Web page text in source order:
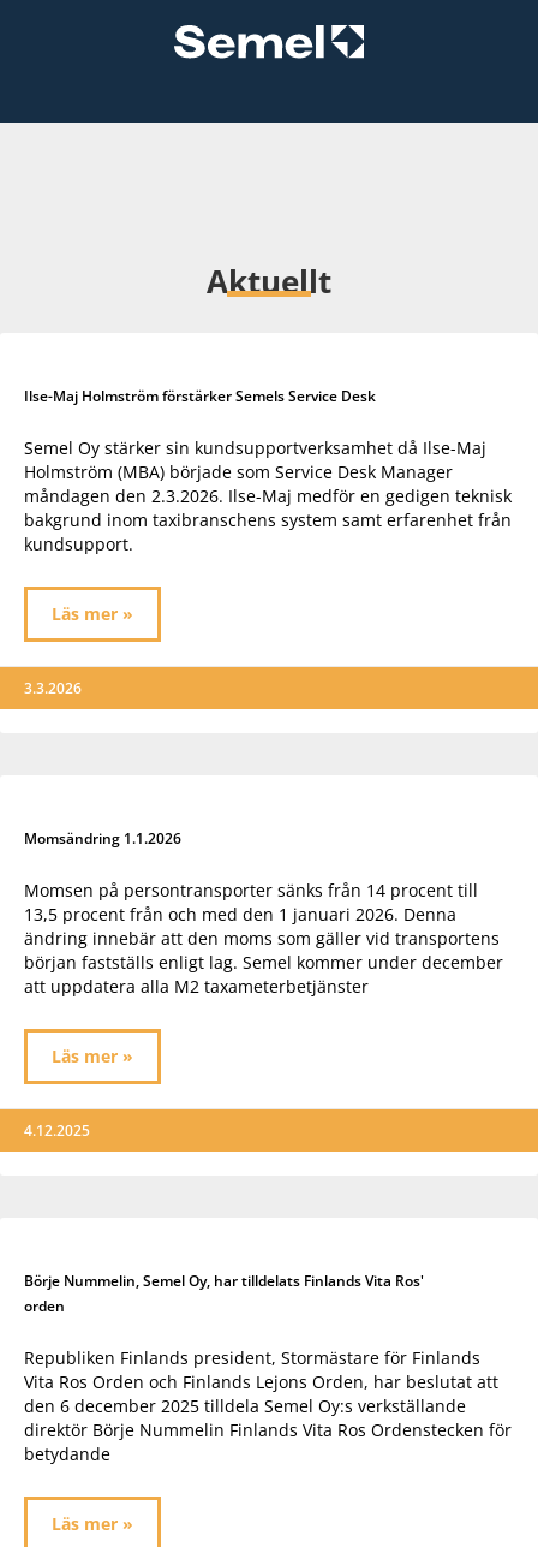
Aktuellt
Ilse-Maj Holmström förstärker Semels Service Desk
Semel Oy stärker sin kundsupportverksamhet då Ilse-Maj
Holmström (MBA) började som Service Desk Manager
måndagen den 2.3.2026. Ilse-Maj medför en gedigen teknisk
bakgrund inom taxibranschens system samt erfarenhet från
kundsupport.
Läs mer »
3.3.2026
Momsändring 1.1.2026
Momsen på persontransporter sänks från 14 procent till
13,5 procent från och med den 1 januari 2026. Denna
ändring innebär att den moms som gäller vid transportens
början fastställs enligt lag. Semel kommer under december
att uppdatera alla M2 taxameterbetjänster
Läs mer »
4.12.2025
Börje Nummelin, Semel Oy, har tilldelats Finlands Vita Ros'
orden
Republiken Finlands president, Stormästare för Finlands
Vita Ros Orden och Finlands Lejons Orden, har beslutat att
den 6 december 2025 tilldela Semel Oy:s verkställande
direktör Börje Nummelin Finlands Vita Ros Ordenstecken för
betydande
Läs mer »